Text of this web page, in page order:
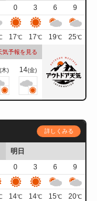
0 3 6
9
17℃ 17℃ 19℃ 25℃
気予報を見る
(木) 14(金)
詳しくみる
明日
0 3 6
9
14℃ 14℃ 15℃ 20℃